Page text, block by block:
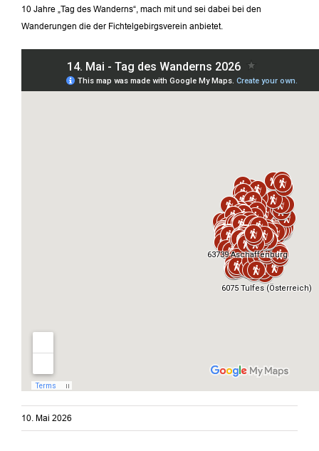
10 Jahre „Tag des Wanderns“, mach mit und sei dabei bei den
Wanderungen die der Fichtelgebirgsverein anbietet.
10. Mai 2026